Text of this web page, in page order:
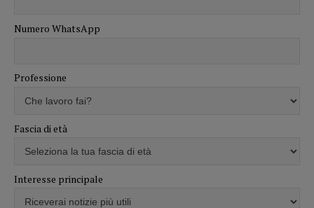
Numero WhatsApp
Professione
Fascia di età
Interesse principale